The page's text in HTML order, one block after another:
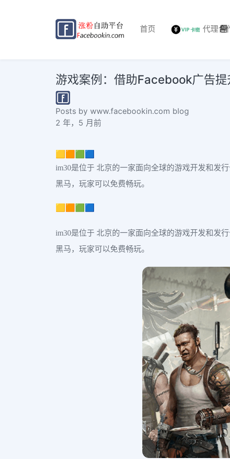
首页 代理合
游戏案例：借助Facebook广告
Posts by www.facebookin.com blog
2 年，5 月前
🟨🟧🟩🟦
im30是位于 北京的一家面向全球的游戏开发和发
黑马，玩家可以免费畅玩。
🟨🟧🟩🟦
im30是位于 北京的一家面向全球的游戏开发和发
黑马，玩家可以免费畅玩。